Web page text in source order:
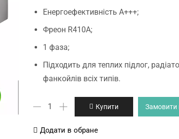
Енергоефективність A+++;
Фреон R410А;
1 фаза;
Підходить для теплих підлог,
фанкойлів всіх типів.
AE160MXTPEH/EU
AE160BNYDEH/EU
кількість
Купити Замовити
Додати в обране